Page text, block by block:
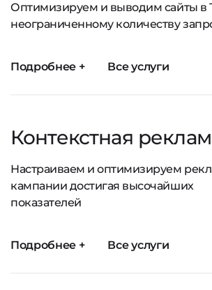
Оптимизируем и выводим сайты в
неограниченному количеству
Подробнее + Все услуги
Контекстная
Настраиваем и оптимизируем
кампании достигая высочайших
показателей
Подробнее + Все услуги